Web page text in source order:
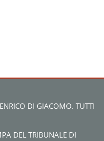
DI GIACOMO. TUTTI
DEL TRIBUNALE DI